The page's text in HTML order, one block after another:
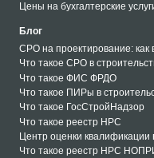
Цены на бухгалтерские
Блог
СРО на проектирование: как
Что такое СРО в
Что такое ФИС ФРДО
Что такое ПИРы в
Что такое ГосСтройНадзор
Что такое реестр НРС
Центр оценки квалификации
Что такое реестр НРС